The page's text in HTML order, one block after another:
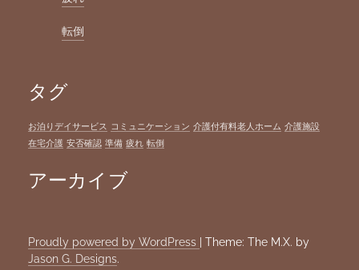
転倒
タグ
お泊りデイサービス コミュニケーション 介護付有料老人ホーム 介護施設
在宅介護 安否確認 準備 疲れ 転倒
アーカイブ
Proudly powered by WordPress
Theme: The M.X. by
Jason G. Designs.